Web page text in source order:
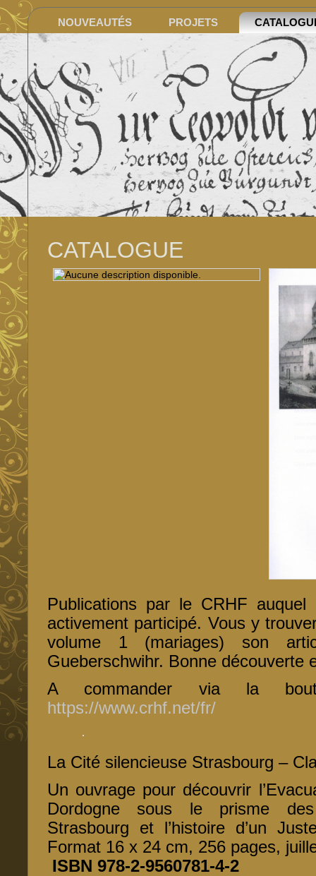
NOUVEAUTÉS PROJETS
CATALOGUE
Publications par le CRHF auquel
activement participé. Vous y
volume 1 (mariages) son
Gueberschwihr. Bonne découverte
A commander via la
https://www.crhf.net/fr/
La Cité silencieuse Strasbourg –
Un ouvrage pour découvrir
Dordogne sous le prisme
Strasbourg et l’histoire d’un
Format 16 x 24 cm, 256 pages,
ISBN 978-2-9560781-4-2